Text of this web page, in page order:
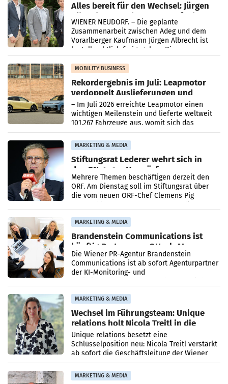
Alles bereit für den Wechsel: Jürgen
Albrecht setzt ab 1.1.2027 auf Adeg
WIENER NEUDORF. – Die geplante
Zusammenarbeit zwischen Adeg und dem
Vorarlberger Kaufmann Jürgen Albrecht ist
kartellrechtlich freigegeben: Die
Bundeswettbewerbsbehörde und der
Bundeskartellanwalt
MOBILITY BUSINESS
Rekordergebnis im Juli: Leapmotor
verdoppelt Auslieferungen und
überschreitet die 100.000er-Marke
– Im Juli 2026 erreichte Leapmotor einen
wichtigen Meilenstein und lieferte weltweit
101.267 Fahrzeuge aus, womit sich das
Ergebnis gegenüber Juli 2025 mehr als
verdoppelte (+102
MARKETING & MEDIA
Stiftungsrat Lederer wehrt sich in
den SN gegen Vorwürfe
Mehrere Themen beschäftigen derzeit den
ORF. Am Dienstag soll im Stiftungsrat über
die vom neuen ORF-Chef Clemens Pig
MARKETING & MEDIA
Brandenstein Communications ist
künftig Partner von OtterlyAI
Die Wiener PR-Agentur Brandenstein
Communications ist ab sofort Agenturpartner
der KI-Monitoring- und
MARKETING & MEDIA
Wechsel im Führungsteam: Unique
relations holt Nicola Treitl in die
Geschäftsleitung
Unique relations besetzt eine
Schlüsselposition neu: Nicola Treitl verstärkt
ab sofort die Geschäftsleitung der Wiener
PR-Agentur an der Seite von Josef Kalina und
Anna Kalina-Mahr.
MARKETING & MEDIA